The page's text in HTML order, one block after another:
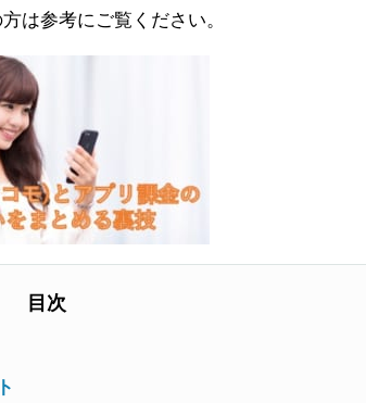
は参考にご覧ください。
目次